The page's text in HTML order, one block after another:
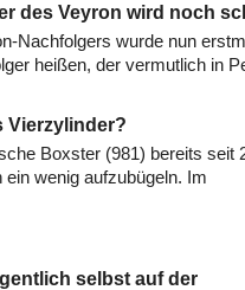
des Veyron wird noch
Nachfolgers wurde nun
heißen, der vermutlich in
Vierzylinder?
Boxster (981) bereits seit
wenig aufzubügeln. Im
selbst auf der